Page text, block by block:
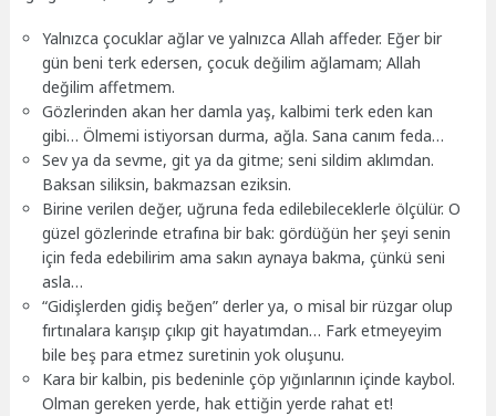
Yalnızca çocuklar ağlar ve yalnızca Allah affeder. Eğer bir
gün beni terk edersen, çocuk değilim ağlamam; Allah
değilim affetmem.
Gözlerinden akan her damla yaş, kalbimi terk eden kan
gibi… Ölmemi istiyorsan durma, ağla. Sana canım feda…
Sev ya da sevme, git ya da gitme; seni sildim aklımdan.
Baksan siliksin, bakmazsan eziksin.
Birine verilen değer, uğruna feda edilebileceklerle ölçülür. O
güzel gözlerinde etrafına bir bak: gördüğün her şeyi senin
için feda edebilirim ama sakın aynaya bakma, çünkü seni
asla…
“Gidişlerden gidiş beğen” derler ya, o misal bir rüzgar olup
fırtınalara karışıp çıkıp git hayatımdan… Fark etmeyeyim
bile beş para etmez suretinin yok oluşunu.
Kara bir kalbin, pis bedeninle çöp yığınlarının içinde kaybol.
Olman gereken yerde, hak ettiğin yerde rahat et!